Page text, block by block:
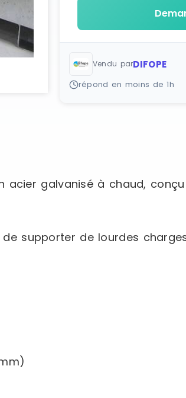
Vendu parDIFOPE
répond en moins de 1h
acier galvanisé à chaud,
supporter de lourdes